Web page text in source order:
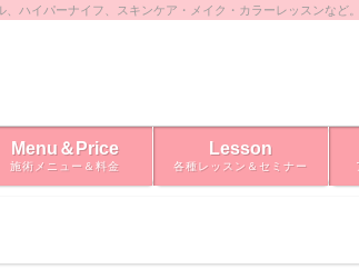
ハイパーナイフ、スキンケア・メイク・カラーレッスンなど
Menu＆Price
施術メニュー＆料金
Lesson
各種レッスン＆セミナー